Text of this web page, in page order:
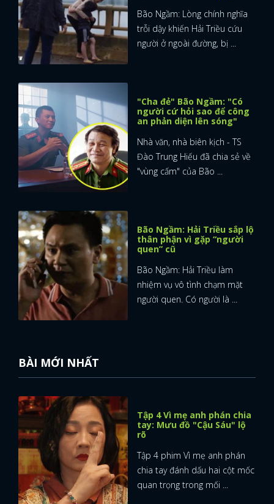
Bão Ngầm: Lòng chính nghĩa
trỗi dậy khiến Hải Triều cứu
người ở ngoài đường, bị ...
"Cha đẻ" Bão Ngầm: "Có
người cứ hỏi sao để công
an phản diện lên sóng"
Nhà văn, nhà biên kịch - TS
Đào Trung Hiếu đã chia sẻ về
"vùng cấm" của Bão ...
Bão Ngầm: Hải Triều sắp lộ
thân phận vì gặp “người
quen” cũ
Bão Ngầm: Hải Triều làm
nhiệm vụ vô tình chạm mặt
người quen. Có người là ...
BÀI MỚI NHẤT
Tập 4 Vì mẹ anh phán chia
tay: Mưu đồ "Cậu Sáu" lộ
rõ
Tập 4 phim Vì mẹ anh phán
chia tay đánh dấu hai cột mốc
quan trọng trong mối ...